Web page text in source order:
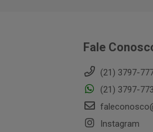
Fale
(21) 3797-
(21) 3797-
Instagram